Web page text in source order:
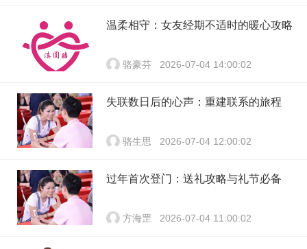
温柔相守：女友经期不适时的暖心攻略
骆豪芬 2026-07-04 14:00:02
失联数日后的心声：重建联系的旅程
骆生思 2026-07-04 12:00:02
过年首次登门：送礼攻略与礼节必备
方海罡 2026-07-04 11:00:02